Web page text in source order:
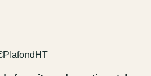
Plafond HT